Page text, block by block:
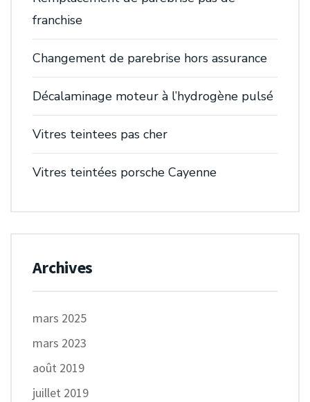
franchise
Changement de parebrise hors assurance
Décalaminage moteur à l’hydrogène pulsé
Vitres teintees pas cher
Vitres teintées porsche Cayenne
Archives
mars 2025
mars 2023
août 2019
juillet 2019